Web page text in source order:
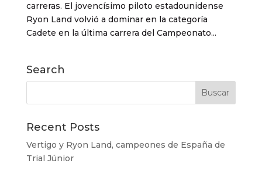
carreras. El jovencísimo piloto estadounidense
Ryon Land volvió a dominar en la categoría
Cadete en la última carrera del Campeonato...
Search
Recent Posts
Vertigo y Ryon Land, campeones de España de
Trial Júnior